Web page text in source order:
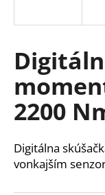
2200
Digitálna
vonkajším
s
ť
?